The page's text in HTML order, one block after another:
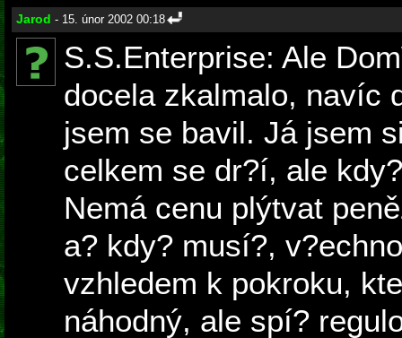
Jarod - 15. únor 2002 00:18
S.S.Enterprise: Ale
docela zkalmalo, navíc
jsem se bavil. Já jsem
celkem se dr?í, ale
Nemá cenu plýtvat
a? kdy? musí?,
vzhledem k pokroku,
náhodný, ale spí?